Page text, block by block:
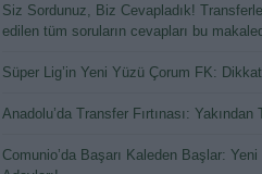
Siz Sordunuz, Biz Cevapladık!
edilen tüm soruların cevapları bu
Süper Lig’in Yeni Yüzü Çorum FK:
Anadolu’da Transfer Fırtınası:
Comunio’da Başarı Kaleden Başlar: